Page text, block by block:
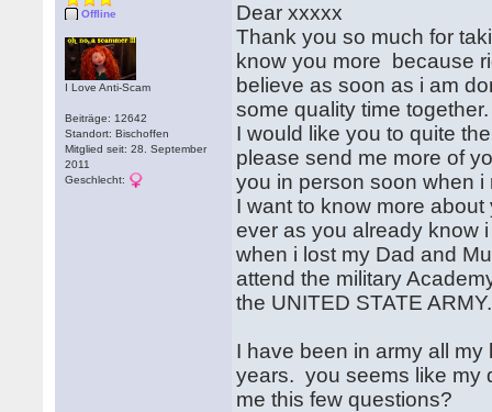
Offline
I Love Anti-Scam
Beiträge: 12642
Standort: Bischoffen
Mitglied seit: 28. September
2011
Geschlecht:
Dear xxxxx
Thank you so much for
know you more because
believe as soon as i am
some quality time together.
I would like you to quite
please send me more of
you in person soon when
I want to know more
ever as you already know
when i lost my Dad and
attend the military
the UNITED STATE ARMY.
I have been in army all
years. you seems like my
me this few questions?